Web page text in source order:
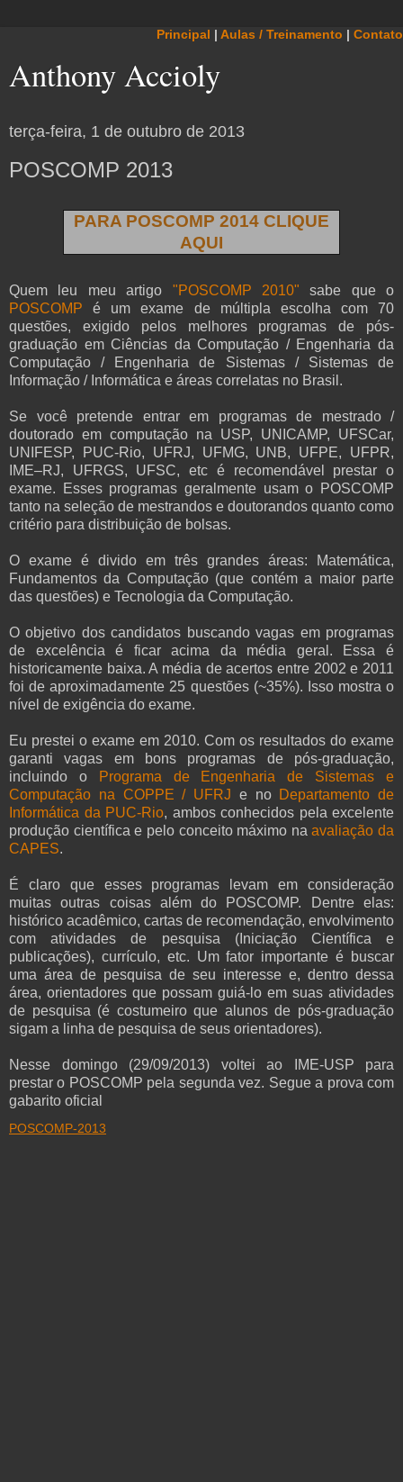
Principal | Aulas / Treinamento | Contato
Anthony Accioly
terça-feira, 1 de outubro de 2013
POSCOMP 2013
PARA POSCOMP 2014 CLIQUE
AQUI
Quem leu meu artigo "POSCOMP 2010" sabe que o
POSCOMP é um exame de múltipla escolha com 70
questões, exigido pelos melhores programas de pós-
graduação em Ciências da Computação / Engenharia da
Computação / Engenharia de Sistemas / Sistemas de
Informação / Informática e áreas correlatas no Brasil.
Se você pretende entrar em programas de mestrado /
doutorado em computação na USP, UNICAMP, UFSCar,
UNIFESP, PUC-Rio, UFRJ, UFMG, UNB, UFPE, UFPR,
IME–RJ, UFRGS, UFSC, etc é recomendável prestar o
exame. Esses programas geralmente usam o POSCOMP
tanto na seleção de mestrandos e doutorandos quanto como
critério para distribuição de bolsas.
O exame é divido em três grandes áreas: Matemática,
Fundamentos da Computação (que contém a maior parte
das questões) e Tecnologia da Computação.
O objetivo dos candidatos buscando vagas em programas
de excelência é ficar acima da média geral. Essa é
historicamente baixa. A média de acertos entre 2002 e 2011
foi de aproximadamente 25 questões (~35%). Isso mostra o
nível de exigência do exame.
Eu prestei o exame em 2010. Com os resultados do exame
garanti vagas em bons programas de pós-graduação,
incluindo o
Programa de Engenharia de Sistemas e
Computação na COPPE / UFRJ e no Departamento de
Informática da PUC-Rio, ambos conhecidos pela excelente
produção científica e pelo conceito máximo naavaliação da
CAPES.
É claro que esses programas levam em consideração
muitas outras coisas além do POSCOMP. Dentre elas:
histórico acadêmico, cartas de recomendação, envolvimento
com atividades de pesquisa (Iniciação Científica e
publicações), currículo, etc. Um fator importante é buscar
uma área de pesquisa de seu interesse e, dentro dessa
área, orientadores que possam guiá-lo em suas atividades
de pesquisa (é costumeiro que alunos de pós-graduação
sigam a linha de pesquisa de seus orientadores).
Nesse domingo (29/09/2013) voltei ao IME-USP para
prestar o POSCOMP pela segunda vez. Segue a prova com
gabarito oficial
POSCOMP-2013